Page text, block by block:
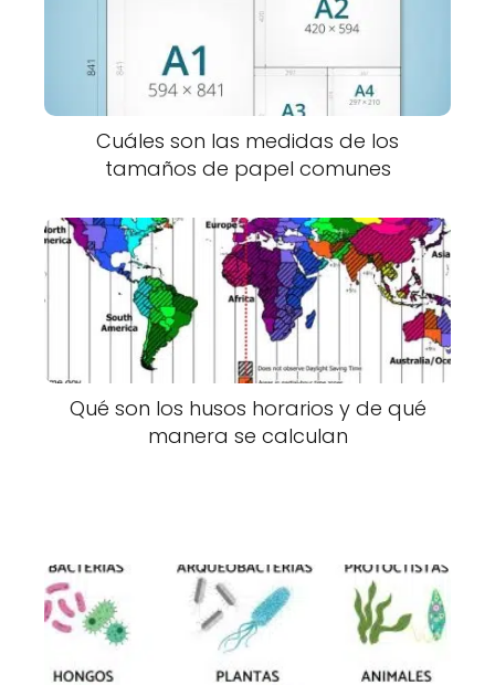
Cuáles son las medidas de los
tamaños de papel comunes
Qué son los husos horarios y de qué
manera se calculan